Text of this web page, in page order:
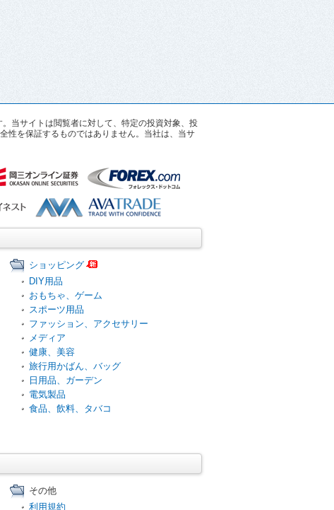
当サイトは閲覧者に対して、特定の投資対象、投
性を保証するものではありません。当社は、当サ
ショッピング
DIY用品
おもちゃ、ゲーム
スポーツ用品
ファッション、アクセサリー
メディア
健康、美容
旅行用かばん、バッグ
日用品、ガーデン
電気製品
食品、飲料、タバコ
その他
利用規約